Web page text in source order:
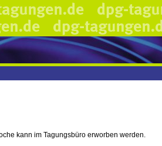
kann im Tagungsbüro erworben werden.